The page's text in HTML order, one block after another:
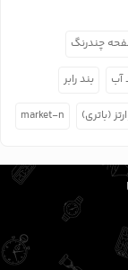
چندرنگ
بند رابر
(باتری) market-n